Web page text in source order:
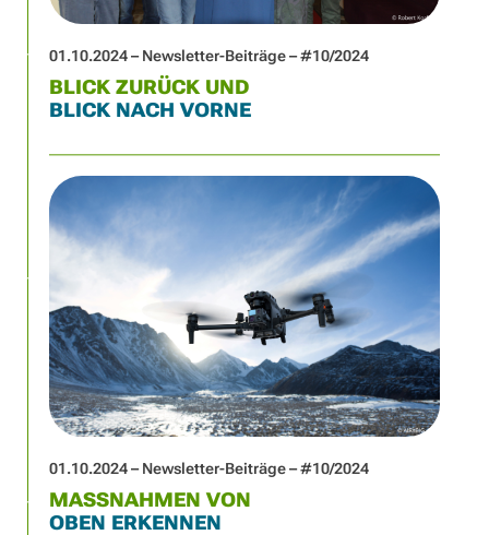
01.10.2024 – Newsletter-Beiträge – #10/2024
BLICK ZURÜCK UND
BLICK NACH VORNE
01.10.2024 – Newsletter-Beiträge – #10/2024
MASSNAHMEN VON
OBEN ERKENNEN